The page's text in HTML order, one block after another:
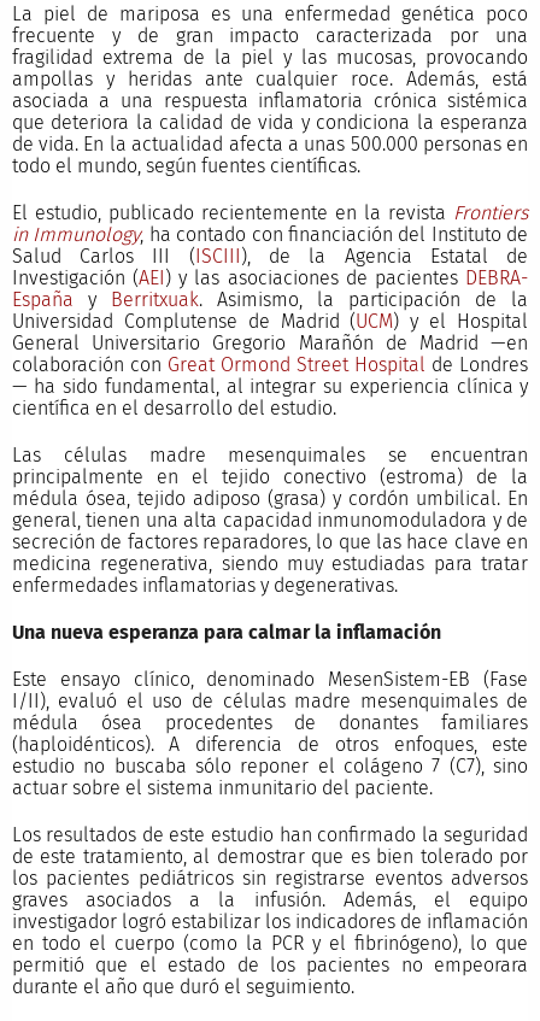
La piel de mariposa es una enfermedad genética poco
frecuente y de gran impacto caracterizada por una
fragilidad extrema de la piel y las mucosas, provocando
ampollas y heridas ante cualquier roce. Además, está
asociada a una respuesta inflamatoria crónica sistémica
que deteriora la calidad de vida y condiciona la esperanza
de vida. En la actualidad afecta a unas 500.000 personas en
todo el mundo, según fuentes científicas.
El estudio, publicado recientemente en la revista Frontiers
in Immunology, ha contado con financiación del Instituto de
Salud Carlos III (ISCIII), de la Agencia Estatal de
Investigación (AEI) y las asociaciones de pacientes DEBRA-
España y Berritxuak. Asimismo, la participación de la
Universidad Complutense de Madrid (UCM) y el Hospital
General Universitario Gregorio Marañón de Madrid —en
colaboración con Great Ormond Street Hospital de Londres
— ha sido fundamental, al integrar su experiencia clínica y
científica en el desarrollo del estudio.
Las células madre mesenquimales se encuentran
principalmente en el tejido conectivo (estroma) de la
médula ósea, tejido adiposo (grasa) y cordón umbilical. En
general, tienen una alta capacidad inmunomoduladora y de
secreción de factores reparadores, lo que las hace clave en
medicina regenerativa, siendo muy estudiadas para tratar
enfermedades inflamatorias y degenerativas.
Una nueva esperanza para calmar la inflamación
Este ensayo clínico, denominado MesenSistem-EB (Fase
I/II), evaluó el uso de células madre mesenquimales de
médula ósea procedentes de donantes familiares
(haploidénticos). A diferencia de otros enfoques, este
estudio no buscaba sólo reponer el colágeno 7 (C7), sino
actuar sobre el sistema inmunitario del paciente.
Los resultados de este estudio han confirmado la seguridad
de este tratamiento, al demostrar que es bien tolerado por
los pacientes pediátricos sin registrarse eventos adversos
graves asociados a la infusión. Además, el equipo
investigador logró estabilizar los indicadores de inflamación
en todo el cuerpo (como la PCR y el fibrinógeno), lo que
permitió que el estado de los pacientes no empeorara
durante el año que duró el seguimiento.